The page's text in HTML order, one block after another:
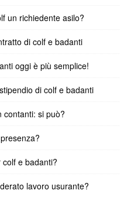
un richiedente asilo?
di colf e badanti
oggi è più semplice!
di colf e badanti
contanti: si può?
e badanti?
lavoro usurante?